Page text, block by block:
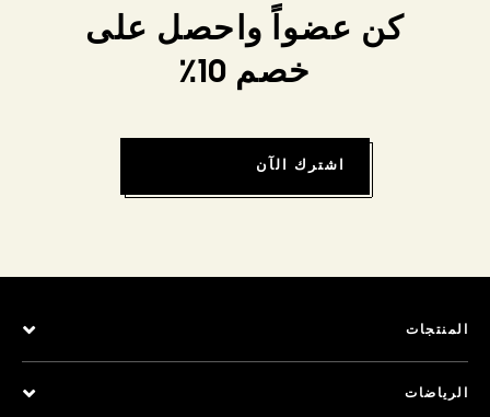
كن عضواً واحصل على
خصم 10٪
اشترك الآن
المنتجات
الرياضات